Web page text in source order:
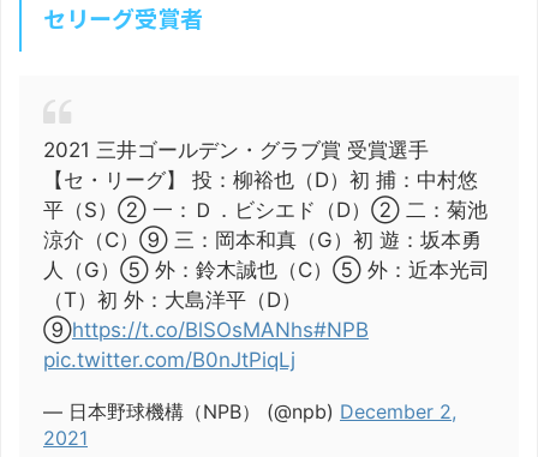
セリーグ受賞者
2021 三井ゴールデン・グラブ賞 受賞選手
【セ・リーグ】 投：柳裕也（D）初 捕：中村悠
平（S）② 一：Ｄ．ビシエド（D）② 二：菊池
涼介（C）⑨ 三：岡本和真（G）初 遊：坂本勇
人（G）⑤ 外：鈴木誠也（C）⑤ 外：近本光司
（T）初 外：大島洋平（D）
⑨https://t.co/BlSOsMANhs#NPB
pic.twitter.com/B0nJtPiqLj
— 日本野球機構（NPB） (@npb) December 2,
2021